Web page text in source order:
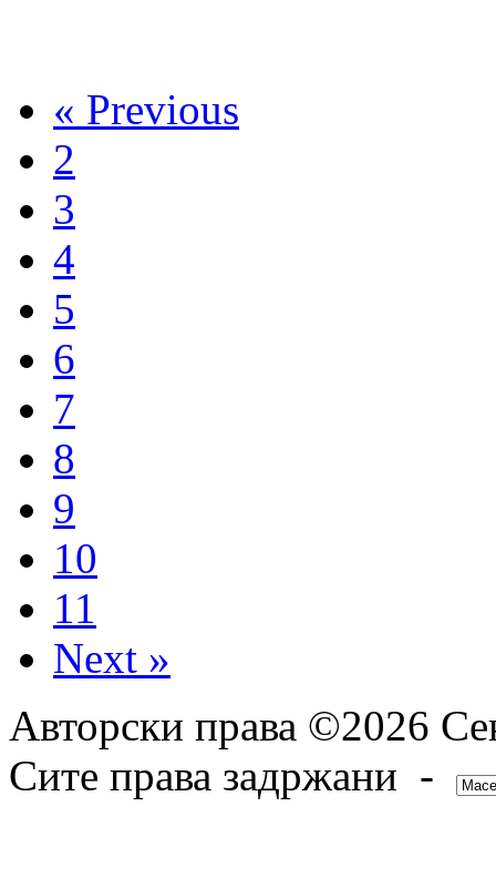
« Previous
2
3
4
5
6
7
8
9
10
11
Next »
Авторски права ©2026
Сите права задржани -